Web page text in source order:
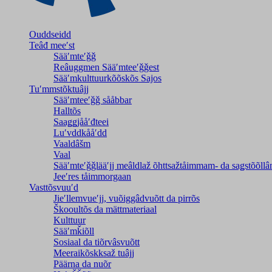
Ouddseidd
Teâđ meeʹst
Sääʹmteʹǧǧ
Reâuggmen Sääʹmteeʹǧǧest
Sääʹmkulttuurkõõskõs Sajos
Tuʹmmstõktuâjj
Sääʹmteeʹǧǧ sååbbar
Halltõs
Saaǥǥjååʹđteei
Luʹvddkååʹdd
Vaaldâšm
Vaal
Sääʹmteʹǧǧlääʹjj meâldlaž õhttsažtåimmam- da
Jeeʹres tåimmorgaan
Vasttõsvuuʹd
Jieʹllemvueʹjj, vuõiggâdvuõtt da pirrõs
Škooultõs da mättmateriaal
Kulttuur
Sääʹmǩiõll
Sosiaal da tiõrvâsvuõtt
Meeraikõskksaž tuâjj
Päärna da nuõr